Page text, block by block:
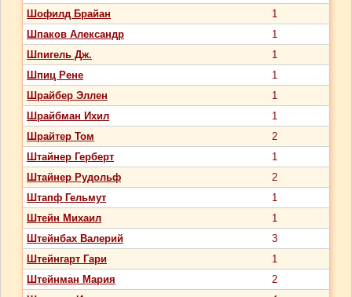
Шофилд Брайан
1
Шпаков Александр
1
Шпигель Дж.
1
Шпиц Рене
1
Шрайбер Эллен
1
Шрайбман Ихил
1
Шрайтер Том
2
Штайнер Герберт
1
Штайнер Рудольф
2
Штапф Гельмут
1
Штейн Михаил
1
Штейнбах Валерий
3
Штейнгарт Гари
1
Штейнман Мария
2